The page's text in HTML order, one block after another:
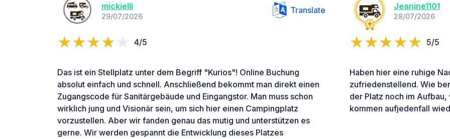
mickielli
29/07/2026
Translate
4/5
Das ist ein Stellplatz unter dem Begriff "Kurios"! Online Buchung
absolut einfach und schnell. Anschließend bekommt man direkt einen
Zugangscode für Sanitärgebäude und Eingangstor. Man muss schon
wirklich jung und Visionär sein, um sich hier einen Campingplatz
vorzustellen. Aber wir fanden genau das mutig und unterstützen es
gerne. Wir werden gespannt die Entwicklung dieses Platzes
Jeanine1101
28/07/2026
5/5
Haben hier eine ruhige
zufriedenstellend. Wie
der Platz noch im Aufbau,
kommen aufjedenfall